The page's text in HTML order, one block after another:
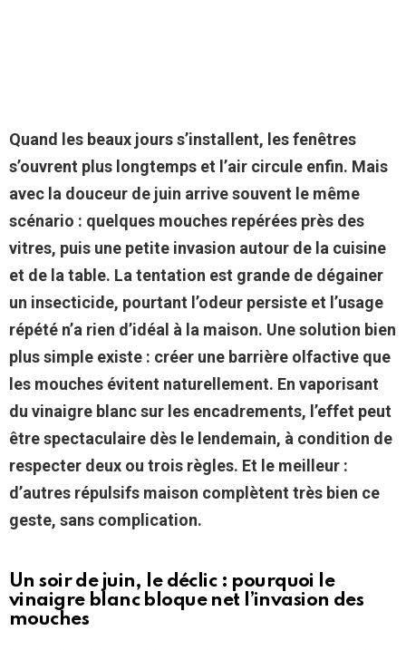
Quand les beaux jours s’installent, les fenêtres
s’ouvrent plus longtemps et l’air circule enfin. Mais
avec la douceur de juin arrive souvent le même
scénario : quelques mouches repérées près des
vitres, puis une petite invasion autour de la cuisine
et de la table. La tentation est grande de dégainer
un insecticide, pourtant l’odeur persiste et l’usage
répété n’a rien d’idéal à la maison. Une solution bien
plus simple existe : créer une barrière olfactive que
les mouches évitent naturellement. En vaporisant
du vinaigre blanc sur les encadrements, l’effet peut
être spectaculaire dès le lendemain, à condition de
respecter deux ou trois règles. Et le meilleur :
d’autres répulsifs maison complètent très bien ce
geste, sans complication.
Un soir de juin, le déclic : pourquoi le
vinaigre blanc bloque net l’invasion des
mouches